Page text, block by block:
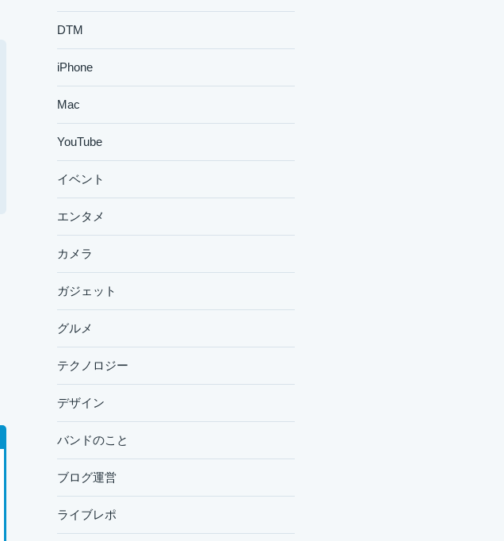
DTM
iPhone
Mac
YouTube
イベント
エンタメ
カメラ
ガジェット
グルメ
テクノロジー
デザイン
バンドのこと
ブログ運営
ライブレポ